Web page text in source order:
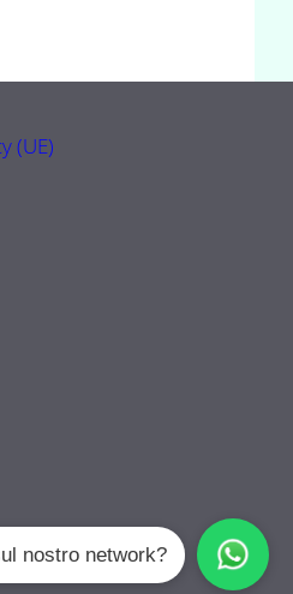
(UE)
nostro network?